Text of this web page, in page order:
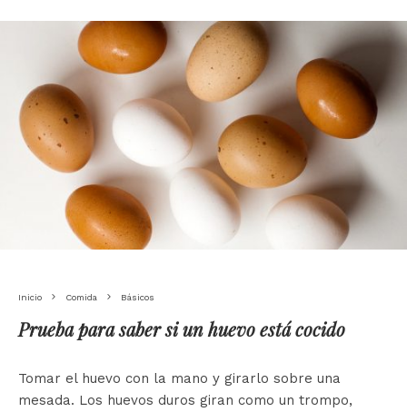
Inicio Comida Básicos
Prueba para saber si un huevo está cocido
Tomar el huevo con la mano y girarlo sobre una
mesada. Los huevos duros giran como un trompo,